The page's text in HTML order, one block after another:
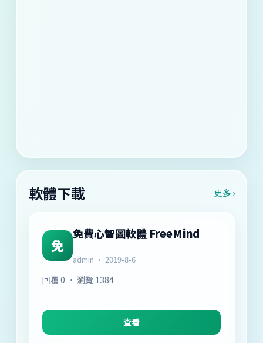
軟體下載 更多 ›
免
免費心智圖軟體 FreeMind
admin · 2019-8-6
回覆 0 · 瀏覽 1384
查看